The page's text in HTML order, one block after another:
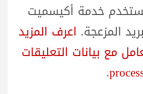
خدمة أكيسميت
المزعجة. اعرف المزيد
مع بيانات التعليقات
.